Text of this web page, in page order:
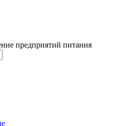
предприятий питания